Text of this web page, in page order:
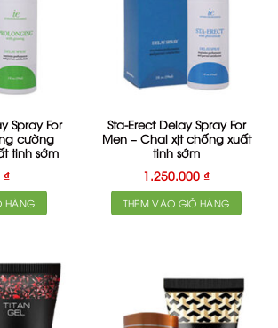
Spray For
cường
tinh sớm
₫
HÀNG
Sta-Erect Delay Spray For
Men – Chai xịt chống xuất
tinh sớm
1.250.000 ₫
THÊM VÀO GIỎ HÀNG